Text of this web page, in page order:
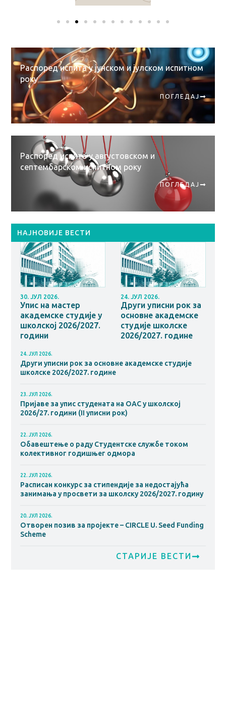
Распоред испита у јунском и јулском испитном
року
ПОГЛЕДАЈ
Распоред испита у августовском и
септембарском испитном року
ПОГЛЕДАЈ
НАЈНОВИЈЕ ВЕСТИ
30. ЈУЛ 2026.
Упис на мастер
академске студије у
школској 2026/2027.
години
24. ЈУЛ 2026.
Други уписни рок за
основне академске
студије школске
2026/2027. године
24. ЈУЛ 2026.
Други уписни рок за основне академске студије
школске 2026/2027. године
23. ЈУЛ 2026.
Пријаве за упис студената на ОАС у школској
2026/27. години (II уписни рок)
22. ЈУЛ 2026.
Обавештење о раду Студентске службе током
колективног годишњег одмора
22. ЈУЛ 2026.
Расписан конкурс за стипендије за недостајућа
занимања у просвети за школску 2026/2027. годину
20. ЈУЛ 2026.
Отворен позив за пројекте – CIRCLE U. Seed Funding
Scheme
СТАРИЈЕ ВЕСТИ